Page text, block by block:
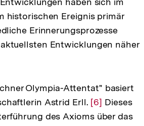
historischen Ereignis primär
Erinnerungsprozesse
Entwicklungen näher
Olympia-Attentat" basiert
Astrid Erll. Zur
Auflösung
[6] Dieses
des Axioms über das